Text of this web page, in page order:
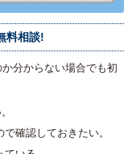
料相談!
分からない場合でも初
確認しておきたい。